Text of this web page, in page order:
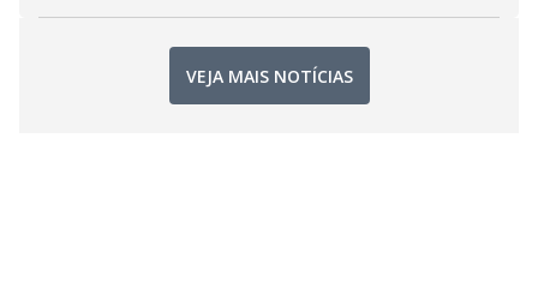
VEJA MAIS NOTÍCIAS